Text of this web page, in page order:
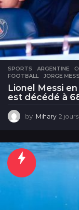
SPORTS ARGENTINE ,
FOOTBALL
,JORGE
Lionel Messi
est décédé à
by Mihary 2 jours